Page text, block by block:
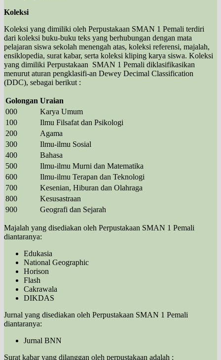
Koleksi
Koleksi yang dimiliki oleh Perpustakaan SMAN 1 Pemali terdiri
dari koleksi buku-buku teks yang berhubungan dengan mata
pelajaran siswa sekolah menengah atas, koleksi referensi, majalah,
ensiklopedia, surat kabar, serta koleksi kliping karya siswa. Koleksi
yang dimiliki Perpustakaan SMAN 1 Pemali diklasifikasikan
menurut aturan pengklasifi-an Dewey Decimal Classification
(DDC), sebagai berikut :
Golongan Uraian
000
Karya Umum
100
Ilmu Filsafat dan Psikologi
200
Agama
300
Ilmu-ilmu Sosial
400
Bahasa
500
Ilmu-ilmu Murni dan Matematika
600
Ilmu-ilmu Terapan dan Teknologi
700
Kesenian, Hiburan dan Olahraga
800
Kesusastraan
900
Geografi dan Sejarah
Majalah yang disediakan oleh Perpustakaan SMAN 1 Pemali
diantaranya:
Edukasia
National Geographic
Horison
Flash
Cakrawala
DIKDAS
Jurnal yang disediakan oleh Perpustakaan SMAN 1 Pemali
diantaranya:
Jurnal BNN
Surat kabar yang dilanggan oleh perpustakaan adalah :